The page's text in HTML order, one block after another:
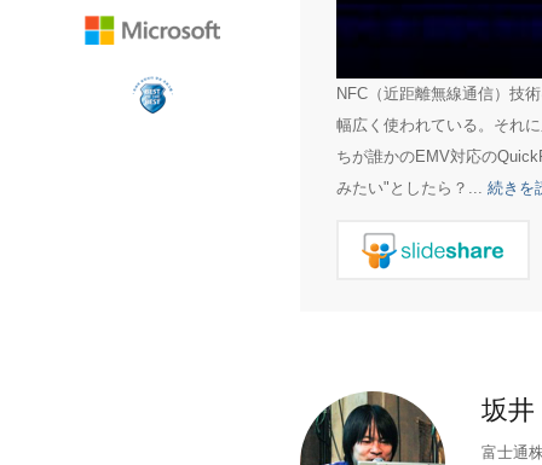
NFC（近距離無線通信）技
幅広く使われている。それ
ちが誰かのEMV対応の
みたい"としたら？... 続きを
坂井
富士通